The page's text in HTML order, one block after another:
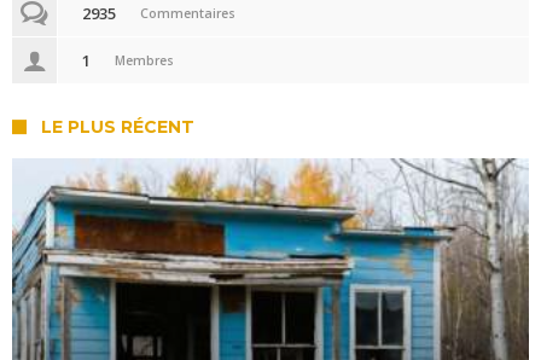
2935 Commentaires
1 Membres
LE PLUS RÉCENT